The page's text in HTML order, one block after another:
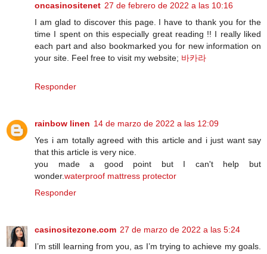
oncasinositenet 27 de febrero de 2022 a las 10:16
I am glad to discover this page. I have to thank you for the
time I spent on this especially great reading !! I really liked
each part and also bookmarked you for new information on
your site. Feel free to visit my website; 바카라
Responder
rainbow linen 14 de marzo de 2022 a las 12:09
Yes i am totally agreed with this article and i just want say
that this article is very nice.
you made a good point but I can't help but
wonder.waterproof mattress protector
Responder
casinositezone.com 27 de marzo de 2022 a las 5:24
I’m still learning from you, as I’m trying to achieve my goals.